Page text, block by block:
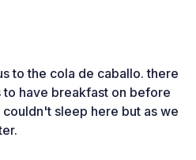
to the cola de caballo. there
have breakfast on before
sleep here but as we